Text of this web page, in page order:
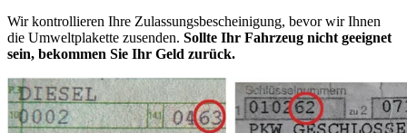
Wir kontrollieren Ihre Zulassungsbescheinigung, bevor wir Ihnen
die Umweltplakette zusenden. Sollte Ihr Fahrzeug nicht geeignet
sein, bekommen Sie Ihr Geld zurück.